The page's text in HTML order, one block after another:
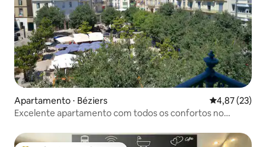
Apartamento ⋅ Béziers 4,87 de uma
4,87 (23)
Excelente apartamento com todos os confortos no